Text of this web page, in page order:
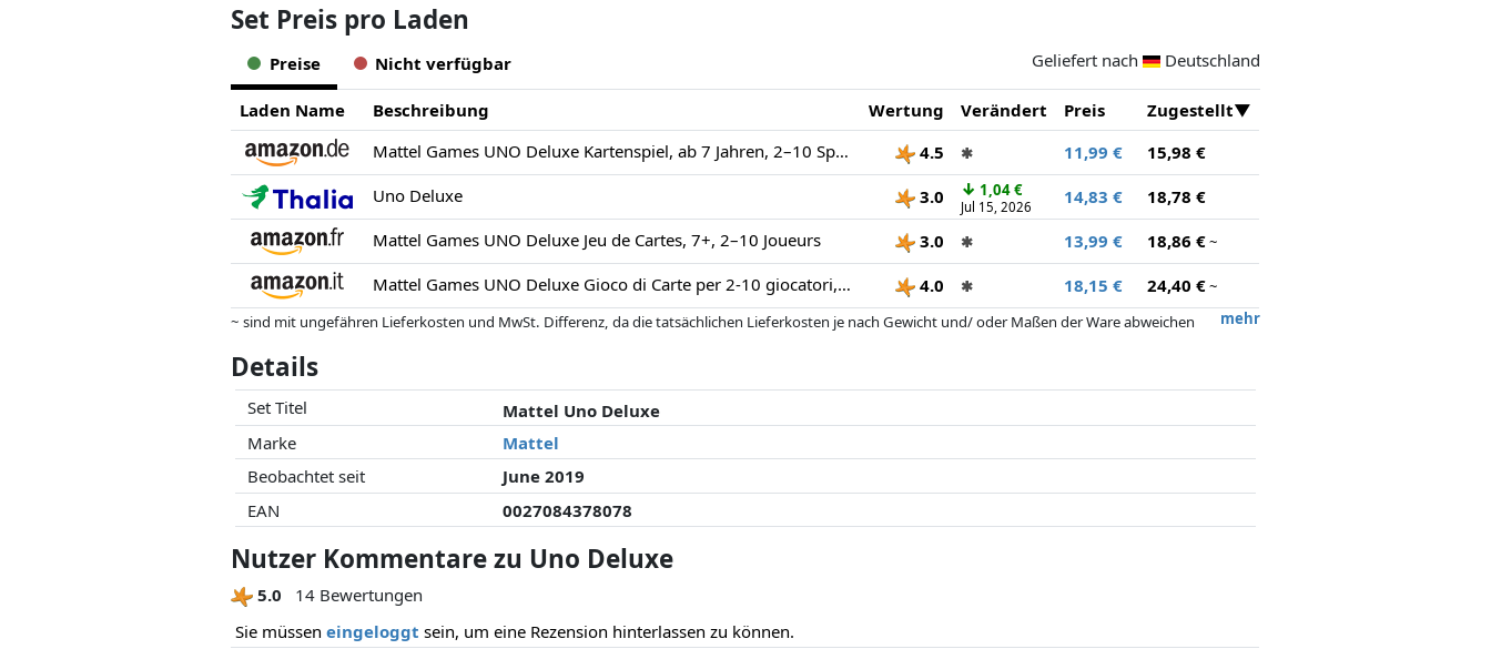
Set Preis pro Laden
Preise Nicht verfügbar Geliefert nach Deutschland
Laden Name Beschreibung Wertung Verändert Preis
Zugestellt
Mattel Games UNO Deluxe Kartenspiel, ab 7 Jahren, 2–10 Spieler
4.5 ✱ 11,99 €
15,98 €
Uno Deluxe
3.0 ↓ 1,04 €
Jul 15, 2026 14,83 €
18,78 €
Mattel Games UNO Deluxe Jeu de Cartes, 7+, 2–10 Joueurs
3.0 ✱ 13,99 € 18,86 €~
Mattel Games UNO Deluxe Gioco di Carte per 2-10 giocatori, 7+ anni 4.0 ✱ 18,15 € 24,40 €~
mehr
~ sind mit ungefähren Lieferkosten und MwSt. Differenz, da die tatsächlichen Lieferkosten je nach Gewicht und/ oder Maßen der Ware abweichen
Preise und Verfügbarkeiten können sich seit der letzten Aktualisierung geändert haben. Die Ordnung erfolgt rein nach dem Preis, Vergütungen durch
Partner haben darauf keinerlei Einfluss. Nur bei gleichen Preisen können historische Leistungen die Ordnung beeinflussen.
Details
Set Titel
Mattel Uno Deluxe
Marke
Mattel
Beobachtet seit
June 2019
EAN
0027084378078
Nutzer Kommentare zu Uno Deluxe
5.0
14 Bewertungen
Sie müssen eingeloggt sein, um eine Rezension hinterlassen zu können.